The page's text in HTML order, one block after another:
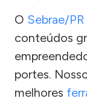
O Sebrae/PR
conteúdos
portes.
melhores